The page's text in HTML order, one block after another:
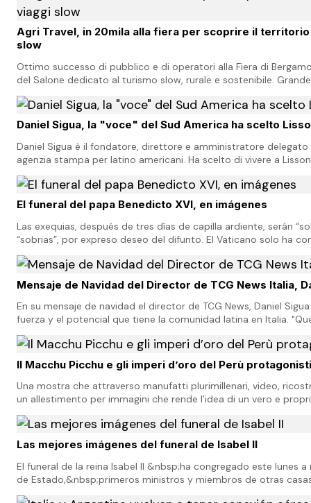
Agri Travel, in 20mila alla fiera per scoprire il
slow
Ottimo successo di pubblico e di operatori alla Fiera di
del Salone dedicato al turismo slow, rurale e sostenibile.
stand, sull’area esterna per…
Daniel Sigua, la "voce" del Sud America ha scelto
Daniel Sigua è il fondatore, direttore e amministratore delegato
agenzia stampa per latino americani. Ha scelto di vivere a
americani italiani. Daniel…
El funeral del papa Benedicto XVI, en imágenes
Las exequias, después de tres días de capilla ardiente, serán
“sobrias”, por expreso deseo del difunto. El Vaticano solo ha
delegaciones de forma oficial, las de Italia…
Mensaje de Navidad del Director de TCG News Italia,
En su mensaje de navidad el director de TCG News, Daniel
fuerza y el potencial que tiene la comunidad latina en Italia.
amigos el día de hoy me siento eter…
Il Macchu Picchu e gli imperi d’oro del Perù
Una mostra che attraverso manufatti plurimillenari, video,
un allestimento per immagini che rende l’idea di un vero e
traghetterà il pubblico in…
Las mejores imágenes del funeral de Isabel II
El funeral de la reina Isabel II &nbsp;ha congregado este lunes
de Estado,&nbsp;primeros ministros y miembros de otras
el mundo en la &nbsp;abadía&nbsp;…